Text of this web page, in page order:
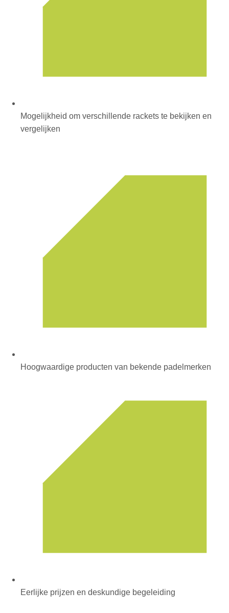
Mogelijkheid om verschillende rackets te bekijken en
vergelijken
Hoogwaardige producten van bekende padelmerken
Eerlijke prijzen en deskundige begeleiding